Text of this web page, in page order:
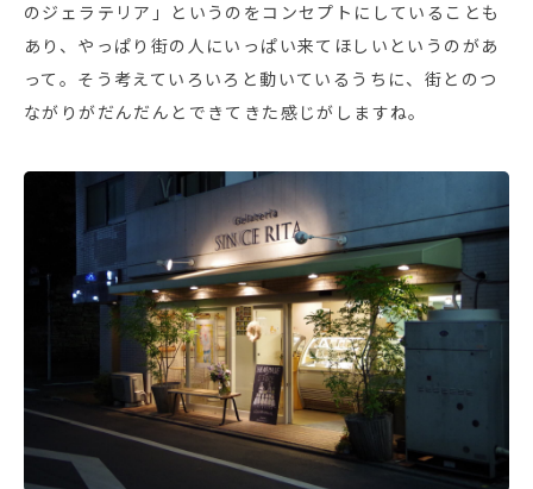
のジェラテリア」というのをコンセプトにしていることも
あり、やっぱり街の人にいっぱい来てほしいというのがあ
って。そう考えていろいろと動いているうちに、街とのつ
ながりがだんだんとできてきた感じがしますね。